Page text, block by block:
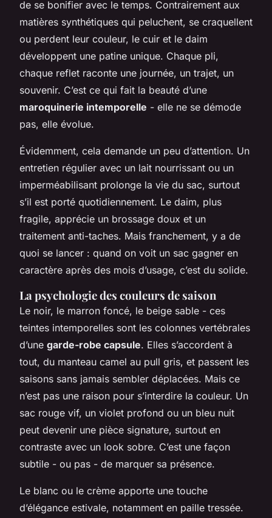
de se bonifier avec le temps. Contrairement aux
matières synthétiques qui peluchent, se craquellent
ou perdent leur couleur, le cuir et le daim
développent une patine unique. Chaque pli,
chaque reflet raconte une journée, un trajet, un
souvenir. C’est ce qui fait la beauté d’une
maroquinerie intemporelle - elle ne se démode
pas, elle évolue.
Évidemment, cela demande un peu d’attention. Un
entretien régulier avec un lait nourrissant ou un
imperméabilisant prolonge la vie du sac, surtout
s’il est porté quotidiennement. Le daim, plus
fragile, apprécie un brossage doux et un
traitement anti-taches. Mais franchement, y a de
quoi se lancer : quand on voit un sac gagner en
caractère après des mois d’usage, c’est du solide.
La psychologie des couleurs de saison
Le noir, le marron foncé, le beige sable - ces
teintes intemporelles sont les colonnes vertébrales
d’une garde-robe capsule. Elles s’accordent à
tout, du manteau camel au pull gris, et passent les
saisons sans jamais sembler déplacées. Mais ce
n’est pas une raison pour s’interdire la couleur. Un
sac rouge vif, un violet profond ou un bleu nuit
peut devenir une pièce signature, surtout en
contraste avec un look sobre. C’est une façon
subtile - ou pas - de marquer sa présence.
Le blanc ou le crème apporte une touche
d’élégance estivale, notamment en paille tressée.